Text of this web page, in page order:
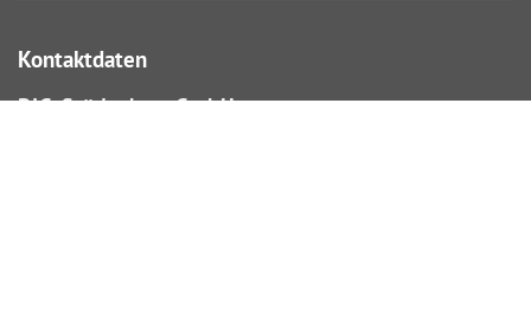
Kontaktdaten
BIG Städtebau GmbH